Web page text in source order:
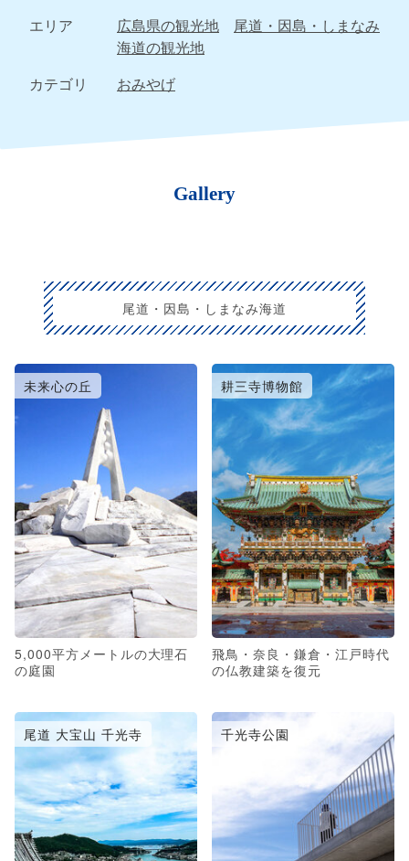
エリア
広島県の観光地
尾道・因島・しまなみ
海道の観光地
カテゴリ
おみやげ
Gallery
尾道・因島・しまなみ海道
未来心の丘
5,000平方メートルの大理石
の庭園
耕三寺博物館
飛鳥・奈良・鎌倉・江戸時代
の仏教建築を復元
尾道 大宝山 千光寺 千光寺公園